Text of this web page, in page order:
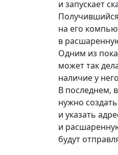
и запускает
на его
в
Одним из
может так
наличие у
В последнем,
нужно
и указать
и
будут